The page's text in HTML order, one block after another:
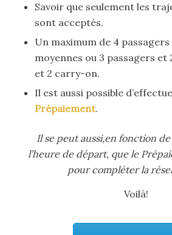
Savoir que seulement les
sont acceptés.
Un maximum de 4 passagers
moyennes ou 3 passagers et
et 2 carry-on.
Il est aussi possible
Prépaiement.
Il se peut aussi,en fonction
l’heure de départ, que le
pour compléter la
Voilà!